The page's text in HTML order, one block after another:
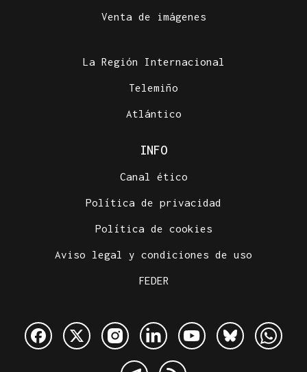
Venta de imágenes
La Región Internacional
Telemiño
Atlántico
INFO
Canal ético
Política de privacidad
Política de cookies
Aviso legal y condiciones de uso
FEDER